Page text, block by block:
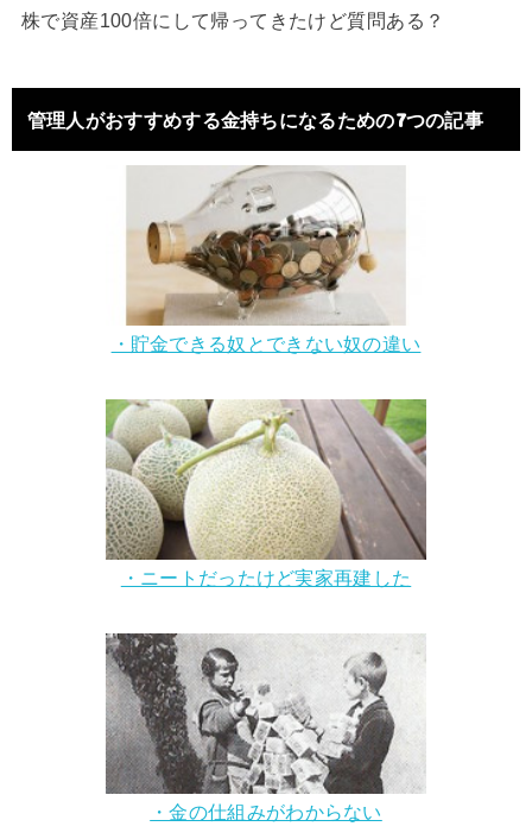
株で資産100倍にして帰ってきたけど質問ある？
管理人がおすすめする金持ちになるための7つの記事
・貯金できる奴とできない奴の違い
・ニートだったけど実家再建した
・金の仕組みがわからない